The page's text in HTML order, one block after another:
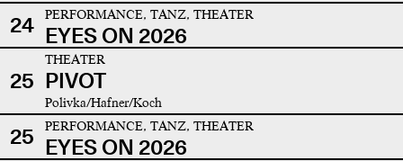
24 PERFORMANCE, TANZ, THEATER
EYES ON 2026
25
THEATER
PIVOT
Polivka/Hafner/Koch
25 PERFORMANCE, TANZ, THEATER
EYES ON 2026